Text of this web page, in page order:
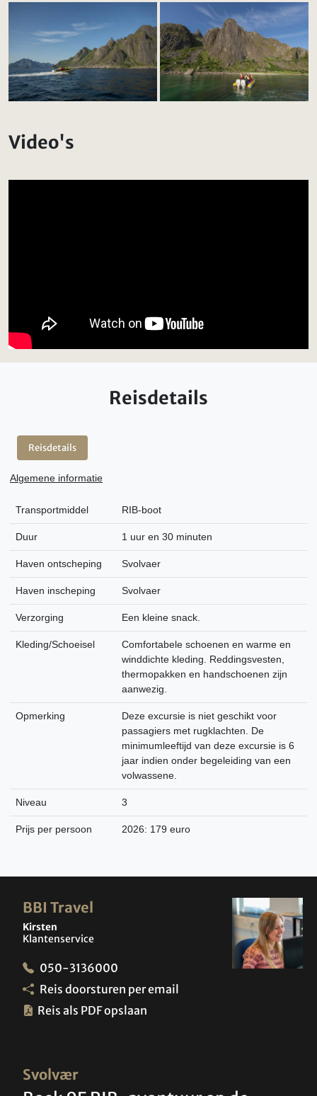
Video's
Reisdetails
Reisdetails
Algemene informatie
Transportmiddel RIB-boot
Duur 1 uur en 30 minuten
Haven ontscheping Svolvaer
Haven inscheping Svolvaer
Verzorging Een kleine snack.
Kleding/Schoeisel
Comfortabele schoenen en warme en
winddichte kleding. Reddingsvesten,
thermopakken en handschoenen zijn
aanwezig.
Opmerking
Deze excursie is niet geschikt voor
passagiers met rugklachten. De
minimumleeftijd van deze excursie is 6
jaar indien onder begeleiding van een
volwassene.
Niveau 3
Prijs per persoon 2026: 179 euro
Svolvær
BBI Travel
Kirsten
Klantenservice
050-3136000
Reis doorsturen per email
Reis als PDF opslaan